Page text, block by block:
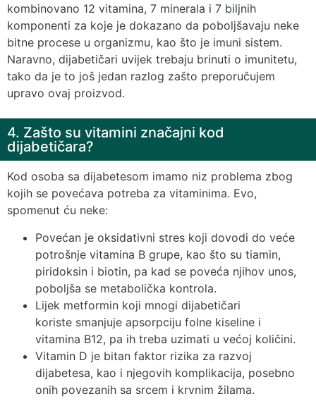
kombinovano 12 vitamina, 7 minerala i 7 biljnih
komponenti za koje je dokazano da poboljšavaju neke
bitne procese u organizmu, kao što je imuni sistem.
Naravno, dijabetičari uvijek trebaju brinuti o imunitetu,
tako da je to još jedan razlog zašto preporučujem
upravo ovaj proizvod.
4. Zašto su vitamini značajni kod
dijabetičara?
Kod osoba sa dijabetesom imamo niz problema zbog
kojih se povećava potreba za vitaminima. Evo,
spomenut ću neke:
Povećan je oksidativni stres koji dovodi do veće
potrošnje vitamina B grupe, kao što su tiamin,
piridoksin i biotin, pa kad se poveća njihov unos,
poboljša se metabolička kontrola.
Lijek metformin koji mnogi dijabetičari
koriste smanjuje apsorpciju folne kiseline i
vitamina B12, pa ih treba uzimati u većoj količini.
Vitamin D je bitan faktor rizika za razvoj
dijabetesa, kao i njegovih komplikacija, posebno
onih povezanih sa srcem i krvnim žilama.